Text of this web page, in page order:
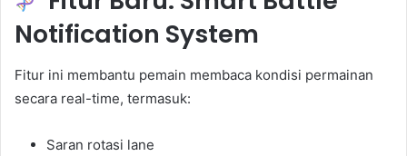
Notification System
Fitur ini membantu pemain membaca kondisi permainan
secara real-time, termasuk:
Saran rotasi lane